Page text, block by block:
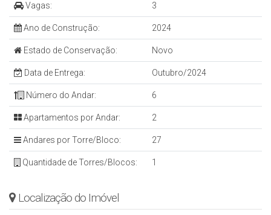
Vagas: 3
Ano de Construção: 2024
Estado de Conservação: Novo
Data de Entrega: Outubro/2024
Número do Andar: 6
Apartamentos por Andar: 2
Andares por Torre/Bloco: 27
Quantidade de Torres/Blocos: 1
Localização do Imóvel